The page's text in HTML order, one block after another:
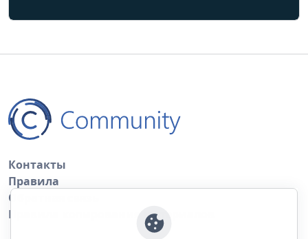
Контакты
Правила
Обратная связь
Правила копирования материалов